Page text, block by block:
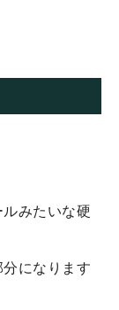
みたいな硬
になります